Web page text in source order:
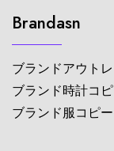
Brandasn
ブランドアウト
ブランド時計コ
ブランド服コピー